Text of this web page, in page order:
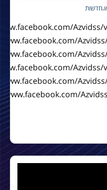
,חדשות
Azvidss/
Azvidss/